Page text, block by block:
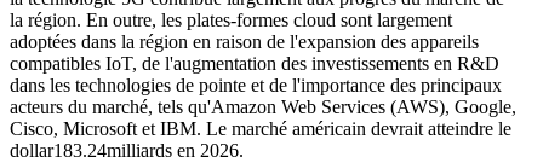
la région. En outre, les plates-formes cloud sont largement
adoptées dans la région en raison de l'expansion des appareils
compatibles IoT, de l'augmentation des investissements en R&D
dans les technologies de pointe et de l'importance des principaux
acteurs du marché, tels qu'Amazon Web Services (AWS), Google,
Cisco, Microsoft et IBM. Le marché américain devrait atteindre le
dollar183.24milliards en 2026.